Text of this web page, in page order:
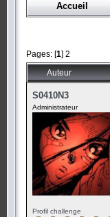
Accueil
Pages: [1] 2
Auteur
S0410N3
Administrateur
Profil challenge